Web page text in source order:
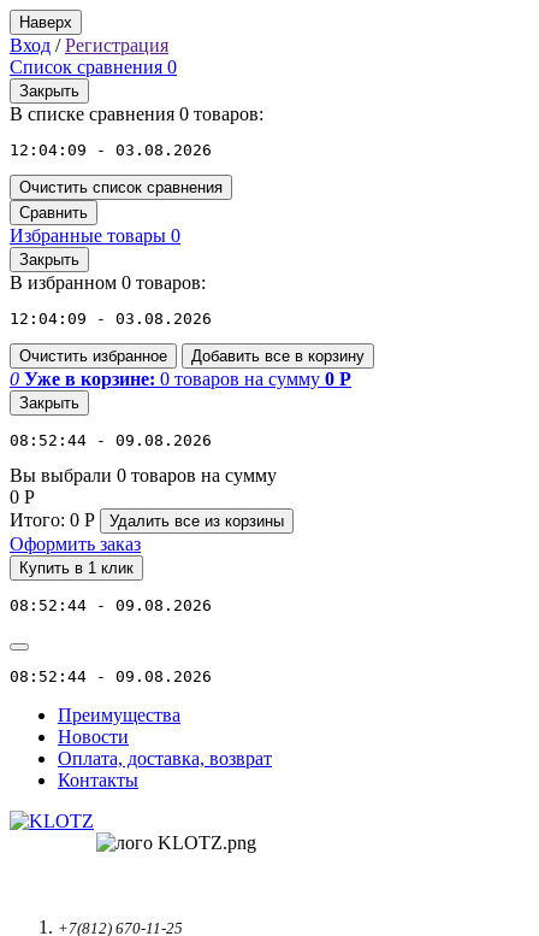
Наверх
Вход /Регистрация
Список сравнения 0
Закрыть
В списке сравнения 0 товаров:
12:04:09 - 03.08.2026
Очистить список сравнения
Сравнить
Избранные товары 0
Закрыть
В избранном 0 товаров:
12:04:09 - 03.08.2026
Очистить избранное Добавить все в корзину
0 Уже в корзине: 0 товаров на сумму 0 Р
Закрыть
08:52:44 - 09.08.2026
Вы выбрали 0 товаров на сумму
0 Р
Итого: 0 Р Удалить все из корзины
Оформить заказ
Купить в 1 клик
08:52:44 - 09.08.2026
08:52:44 - 09.08.2026
Преимущества
Новости
Оплата, доставка, возврат
Контакты
+7(812) 670-11-25